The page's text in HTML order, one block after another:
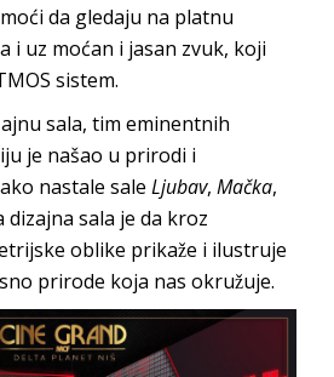
da gledaju na platnu
i uz moćan i jasan zvuk, koji
sistem.
sala, tim eminentnih
je našao u prirodi i
nastale saleLjubav,Mačka,
dizajna sala je da kroz
oblike prikaže i ilustruje
prirode koja nas okružuje.